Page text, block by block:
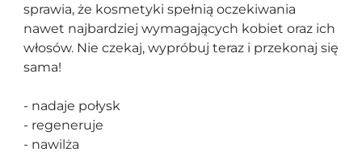
sprawia, że kosmetyki spełnią oczekiwania
nawet najbardziej wymagających kobiet oraz ich
włosów. Nie czekaj, wypróbuj teraz i przekonaj się
sama!
- nadaje połysk
- regeneruje
- nawilża